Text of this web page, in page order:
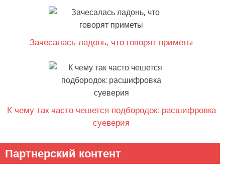
Зачесалась ладонь, что говорят приметы
К чему так часто чешется подбородок: расшифровка
суеверия
Партнерский контент